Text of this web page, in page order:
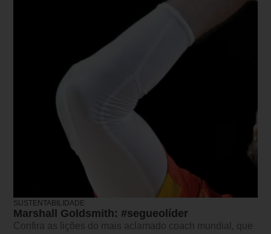
SUSTENTABILIDADE
Marshall Goldsmith: #segueolíder
Confira as lições do mais aclamado coach mundial, que